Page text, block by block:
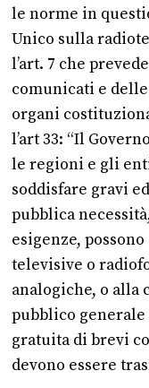
le norme in
Unico sulla
l’art. 7 che
comunicati e
organi
l’art 33: “Il
le regioni e gli
soddisfare gravi
pubblica
esigenze,
televisive o
analogiche, o alla
pubblico
gratuita di brevi
devono essere